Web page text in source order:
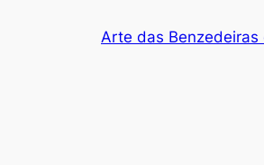
Arte das Benzedeiras